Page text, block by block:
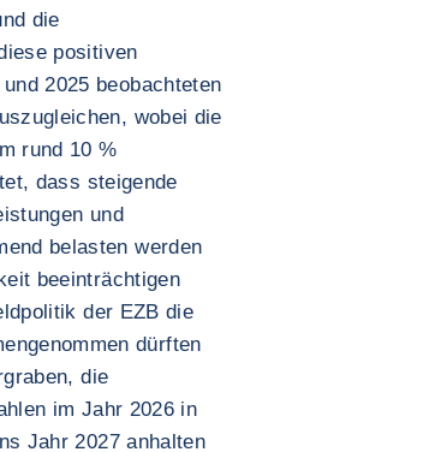
die
positiven
2025 beobachteten
wobei die
rund 10 %
dass steigende
und
belasten werden
beeinträchtigen
der EZB die
dürften
die
im Jahr 2026 in
Jahr 2027 anhalten